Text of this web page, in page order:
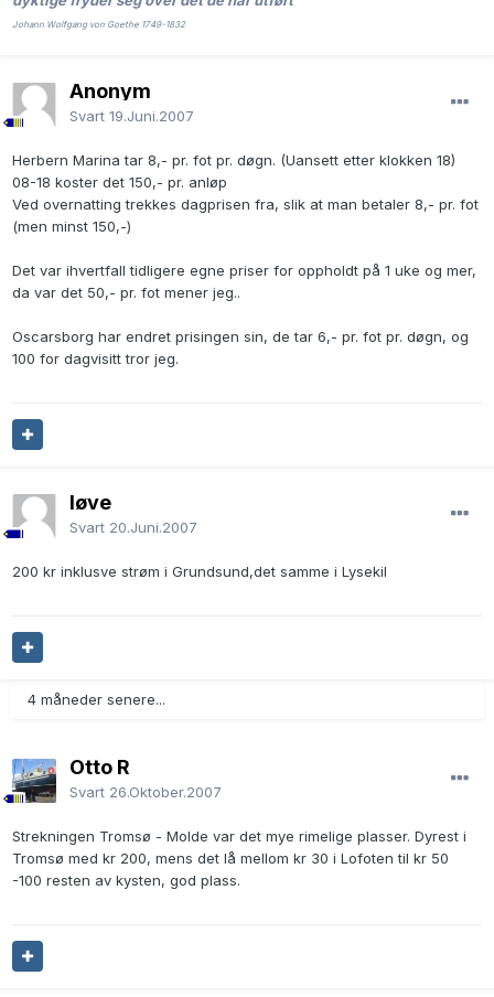
Johann Wolfgang von Goethe 1749-1832
Anonym
Svart 19.Juni.2007
Herbern Marina tar 8,- pr. fot pr. døgn. (Uansett etter klokken 18)
08-18 koster det 150,- pr. anløp
Ved overnatting trekkes dagprisen fra, slik at man betaler 8,- pr. fot
(men minst 150,-)
Det var ihvertfall tidligere egne priser for oppholdt på 1 uke og mer,
da var det 50,- pr. fot mener jeg..
Oscarsborg har endret prisingen sin, de tar 6,- pr. fot pr. døgn, og
100 for dagvisitt tror jeg.
løve
Svart 20.Juni.2007
200 kr inklusve strøm i Grundsund,det samme i Lysekil
4 måneder senere...
Otto R
Svart 26.Oktober.2007
Strekningen Tromsø - Molde var det mye rimelige plasser. Dyrest i
Tromsø med kr 200, mens det lå mellom kr 30 i Lofoten til kr 50
-100 resten av kysten, god plass.